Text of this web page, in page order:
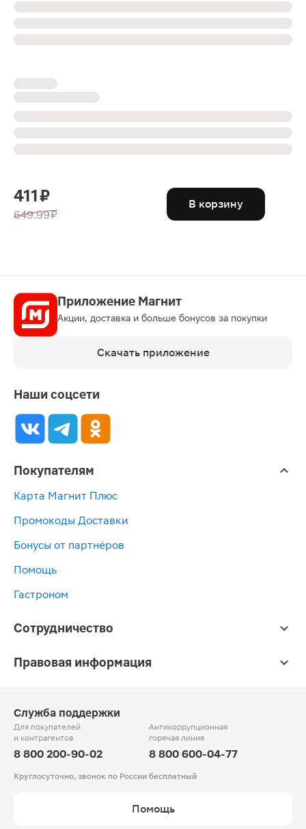
411 ₽
649.99 ₽
В корзину
Приложение Магнит
Акции, доставка и больше бонусов за покупки
Скачать приложение
Наши соцсети
Покупателям
Карта Магнит Плюс
Промокоды Доставки
Бонусы от партнёров
Помощь
Гастроном
Сотрудничество
Правовая информация
Служба поддержки
Для покупателей
и контрагентов
8 800 200-90-02
Антикоррупционная
горячая линия
8 800 600-04-77
Круглосуточно, звонок по России бесплатный
Помощь